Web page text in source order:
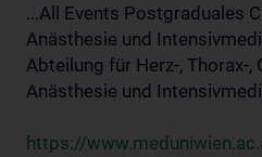
...All Events Postgraduales
Anästhesie und
Abteilung für Herz-, Thorax-,
Anästhesie und
https://